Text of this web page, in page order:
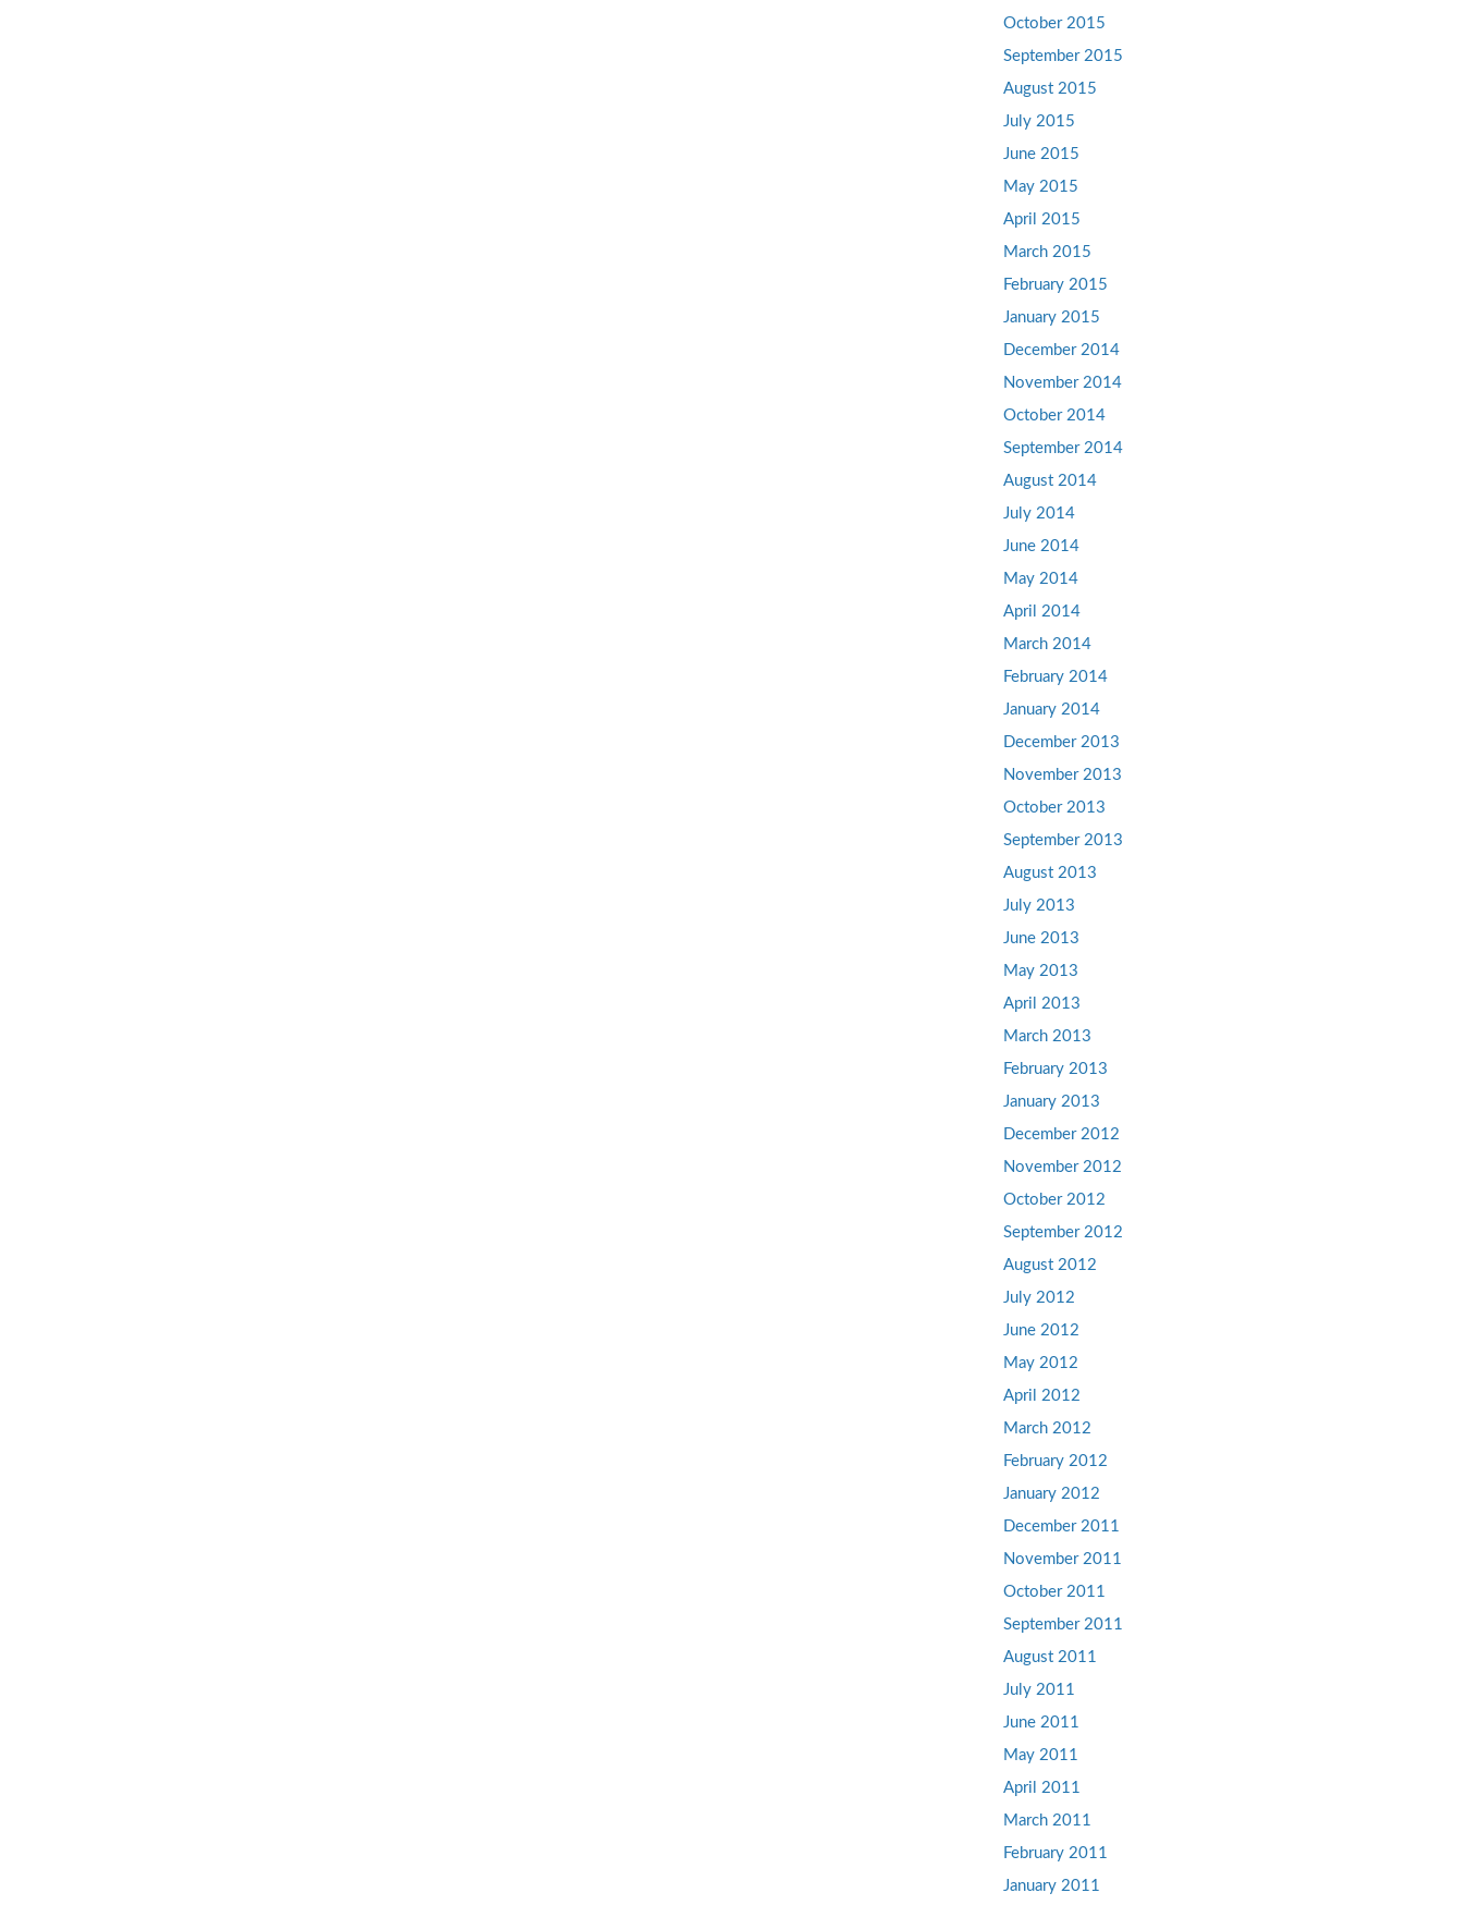
October 2015
September 2015
August 2015
July 2015
June 2015
May 2015
April 2015
March 2015
February 2015
January 2015
December 2014
November 2014
October 2014
September 2014
August 2014
July 2014
June 2014
May 2014
April 2014
March 2014
February 2014
January 2014
December 2013
November 2013
October 2013
September 2013
August 2013
July 2013
June 2013
May 2013
April 2013
March 2013
February 2013
January 2013
December 2012
November 2012
October 2012
September 2012
August 2012
July 2012
June 2012
May 2012
April 2012
March 2012
February 2012
January 2012
December 2011
November 2011
October 2011
September 2011
August 2011
July 2011
June 2011
May 2011
April 2011
March 2011
February 2011
January 2011